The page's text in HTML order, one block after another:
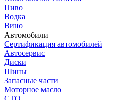
Пиво
Водка
Вино
Автомобили
Сертификация автомобилей
Автосервис
Диски
Шины
Запасные части
Моторное масло